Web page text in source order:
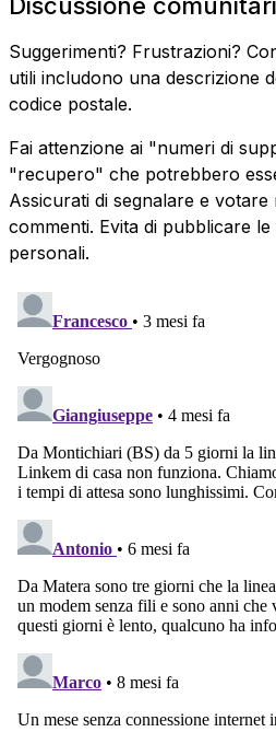
Suggerimenti? Frustrazioni?
utili includono una descrizione
codice postale.
Fai attenzione ai "numeri di
"recupero" che potrebbero
Assicurati di segnalare e votare
commenti. Evita di pubblicare
personali.